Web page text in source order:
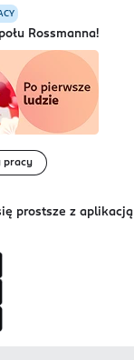
Rossmanna!
pracy
prostsze z aplikacją